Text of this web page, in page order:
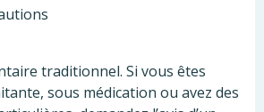
traditionnel. Si vous êtes
sous médication ou avez des